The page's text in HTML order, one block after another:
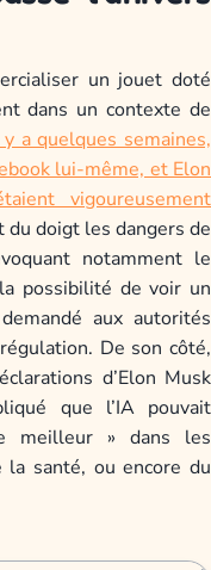
un jouet doté
dans un contexte de
y a quelques semaines,
lui-même, et Elon
vigoureusement
du doigt les dangers de
notamment le
possibilité de voir un
aux autorités
De son côté,
d’Elon Musk
que l’IA pouvait
meilleur » dans les
santé, ou encore du